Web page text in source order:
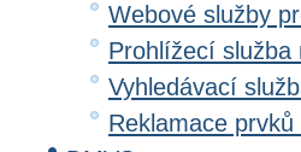
Webové služby
Prohlížecí služba
Vyhledávací
Reklamace prvků